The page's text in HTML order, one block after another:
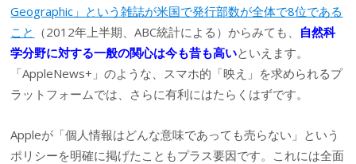
Geographic」という雑誌が米国で発行部数が全体で8位である
こと （2012年上半期、ABC統計による）からみても、 自然科
学分野に対する一般の関心は今も昔も高いといえます。
「AppleNews+」のような、スマホ的「映え」を求められるプ
ラットフォームでは、さらに有利にはたらくはずです。
Appleが「個人情報はどんな意味であっても売らない」という
ポリシーを明確に掲げたこともプラス要因です。これには全面